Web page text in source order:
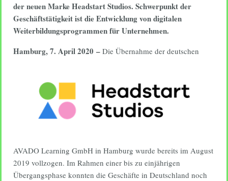
der neuen Marke Headstart Studios. Schwerpunkt der
Geschäftstätigkeit ist die Entwicklung von digitalen
Weiterbildungsprogrammen für Unternehmen.
Hamburg, 7. April 2020 – Die Übernahme der deutschen
AVADO Learning GmbH in Hamburg wurde bereits im August
2019 vollzogen. Im Rahmen einer bis zu einjährigen
Übergangsphase konnten die Geschäfte in Deutschland noch